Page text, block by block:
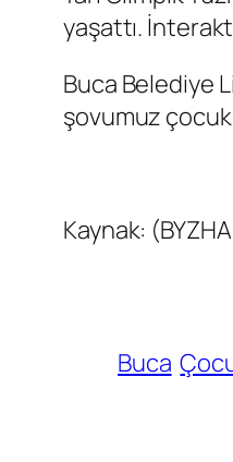
yaşattı.
Buca Belediye
şovumuz
Kaynak:
Buca